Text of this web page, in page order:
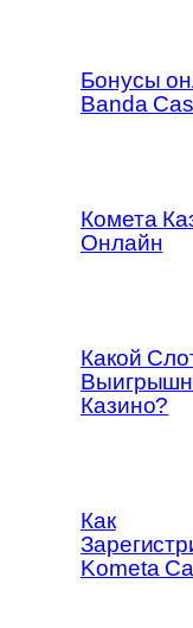
Бонусы
Banda
Комета
Онлайн
Какой
Казино?
Как
Kometa